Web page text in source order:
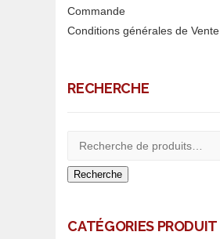
Commande
Conditions générales de Vente
RECHERCHE
Recherche
CATÉGORIES PRODUIT